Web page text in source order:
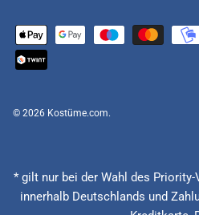
© 2026 Kostüme.com.
* gilt nur bei der Wahl des
innerhalb Deutschlands und